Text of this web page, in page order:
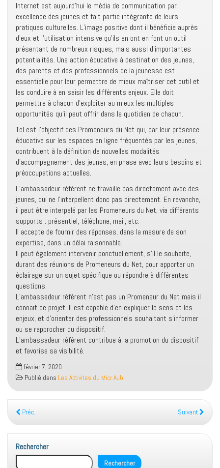
Internet est aujourd’hui le média de communication par
excellence des jeunes et fait partie intégrante de leurs
pratiques culturelles. L’image positive dont il bénéficie auprès
d’eux et l’utilisation intensive qu’ils en ont en font un outil
présentant de nombreux risques, mais aussi d’importantes
potentialités. Une action éducative à destination des jeunes,
des parents et des professionnels de la jeunesse est
essentielle pour leur permettre de mieux maîtriser cet outil et
les conduire à en saisir les différents enjeux. Elle doit
permettre à chacun d’exploiter au mieux les multiples
opportunités qu’il peut offrir dans le quotidien de chacun.
Tel est l’objectif des Promeneurs du Net qui, par leur présence
éducative sur les espaces en ligne fréquentés par les jeunes,
contribuent à la définition de nouvelles modalités
d’accompagnement des jeunes, en phase avec leurs besoins et
préoccupations actuelles.
L’ambassadeur référent ne travaille pas directement avec des
jeunes, qui ne l’interpellent donc pas directement. En revanche,
il peut être interpelé par les Promeneurs du Net, via différents
supports : présentiel, téléphone, mail, etc.
Il accepte de fournir des réponses, dans la mesure de son
expertise, dans un délai raisonnable.
Il peut également intervenir ponctuellement, s’il le souhaite,
durant des réunions de Promeneurs du Net, pour apporter un
éclairage sur un sujet spécifique ou répondre à différentes
questions.
L’ambassadeur référent n’est pas un Promeneur du Net mais il
connait ce projet. Il est capable d’en expliquer le sens et les
enjeux, et d’orienter des professionnels souhaitant s’informer
ou se rapprocher du dispositif.
L’ambassadeur référent contribue à la promotion du dispositif
et favorise sa visibilité.
février 7, 2020
Publié dans Les Activites du Micr Aub
Préc. Suivant
Rechercher
Rechercher